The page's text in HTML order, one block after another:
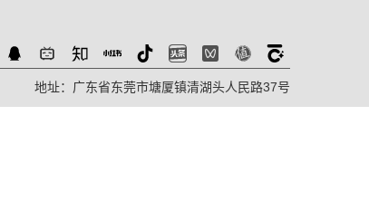
地址：广东省东莞市塘厦镇清湖头人民路37号